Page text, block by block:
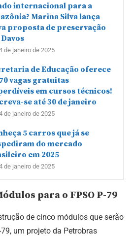
internacional para a
Marina Silva lança
proposta de preservação
de janeiro de 2025
de Educação oferece
vagas gratuitas
em cursos técnicos!
se até 30 de janeiro
de janeiro de 2025
5 carros que já se
do mercado
em 2025
de janeiro de 2025
para o FPSO P-79
de cinco módulos que serão
um projeto da Petrobras